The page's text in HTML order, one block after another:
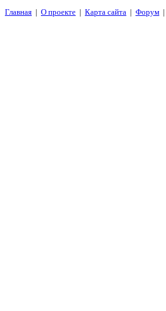
Главная | О проекте | Карта сайта | Форум |